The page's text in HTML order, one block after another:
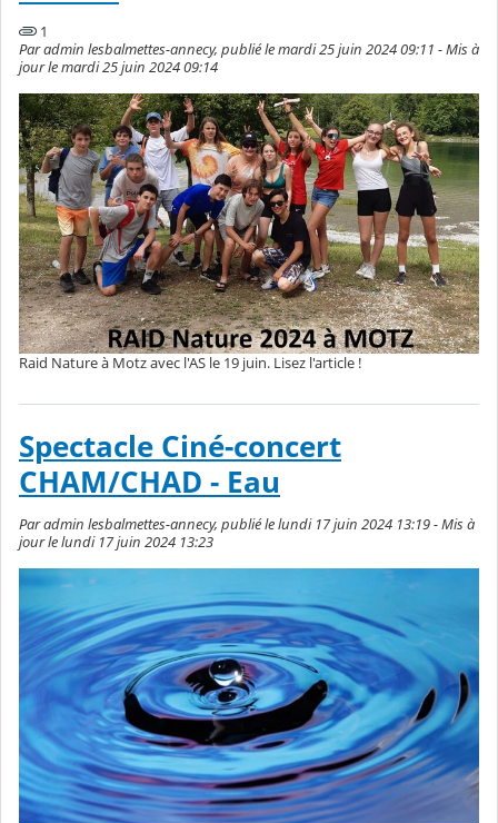
1
Par admin lesbalmettes-annecy, publié le mardi 25 juin 2024 09:11 - Mis à
jour le mardi 25 juin 2024 09:14
Raid Nature à Motz avec l'AS le 19 juin. Lisez l'article !
Spectacle Ciné-concert
CHAM/CHAD - Eau
Par admin lesbalmettes-annecy, publié le lundi 17 juin 2024 13:19 - Mis à
jour le lundi 17 juin 2024 13:23